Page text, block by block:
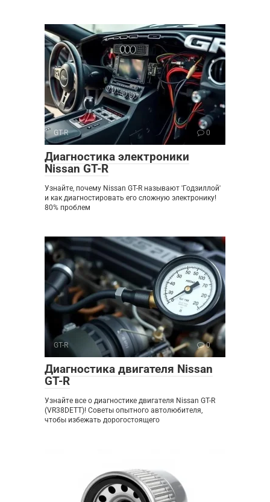
GT-R 0
Диагностика электроники
Nissan GT-R
Узнайте, почему Nissan GT-R называют 'Годзиллой'
и как диагностировать его сложную электронику!
80% проблем
GT-R 0
Диагностика двигателя Nissan
GT-R
Узнайте все о диагностике двигателя Nissan GT-R
(VR38DETT)! Советы опытного автолюбителя,
чтобы избежать дорогостоящего